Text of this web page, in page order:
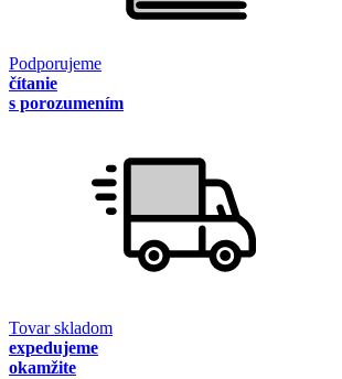
Podporujeme
čítanie
s porozumením
Tovar skladom
expedujeme
okamžite